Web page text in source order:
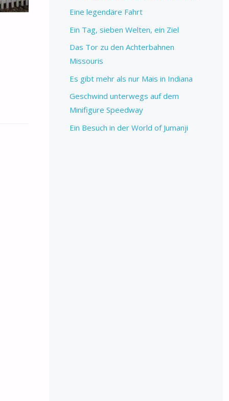
Eine legendäre Fahrt
Ein Tag, sieben Welten, ein Ziel
Das Tor zu den Achterbahnen
Missouris
Es gibt mehr als nur Mais in Indiana
Geschwind unterwegs auf dem
Minifigure Speedway
Ein Besuch in der World of Jumanji